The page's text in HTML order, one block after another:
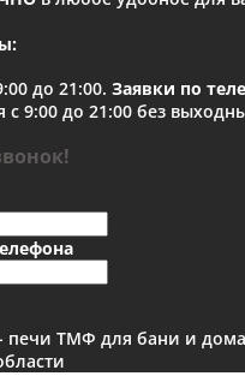
до 21:00. Заявки по
9:00 до 21:00 без
печи ТМФ для бани и